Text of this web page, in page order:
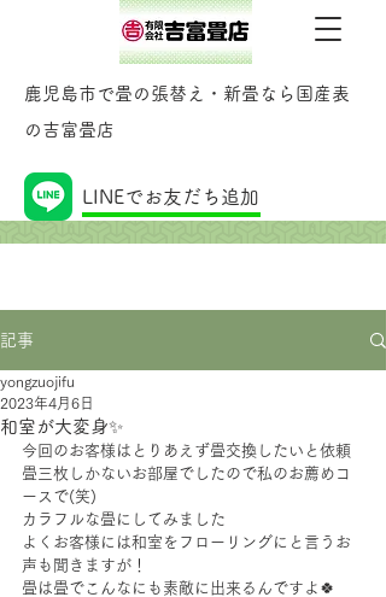
鹿児島市で畳の張替え・新畳なら国産表
の吉富畳店
LINEでお友だち追加
記事
記事
和室が大変身✨
yongzuojifu
2023年4月6日
今回のお客様はとりあえず畳交換したいと依頼
畳三枚しかないお部屋でしたので私のお薦めコ
ースで(笑)
カラフルな畳にしてみました
よくお客様には和室をフローリングにと言うお
声も聞きますが！
畳は畳でこんなにも素敵に出来るんですよ🍀